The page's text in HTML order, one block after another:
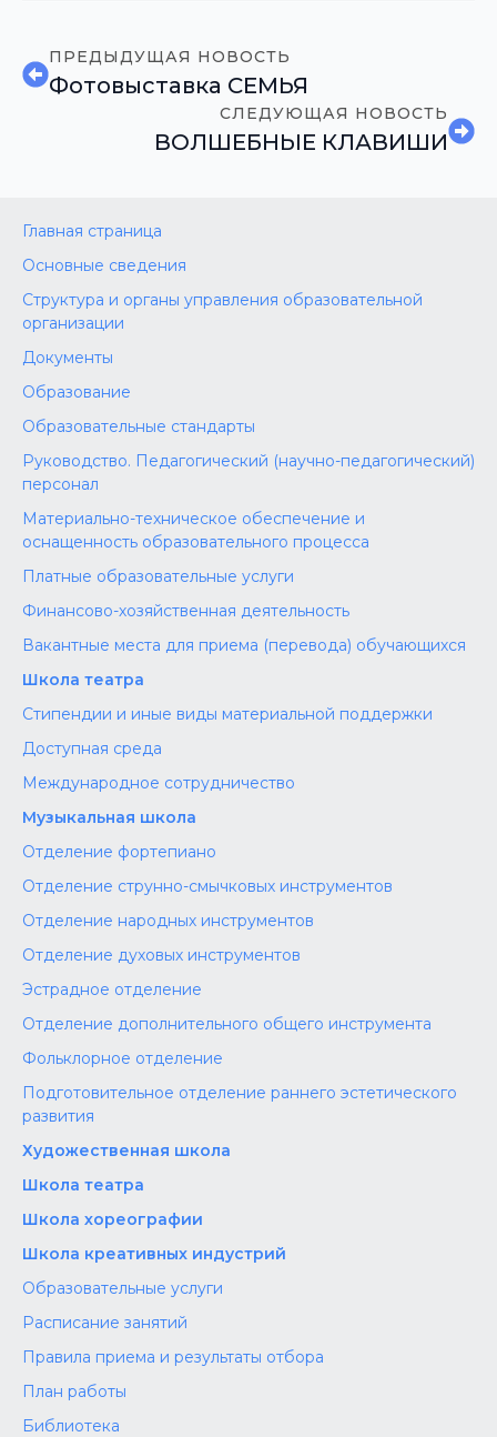
ПРЕДЫДУЩАЯ НОВОСТЬ
Фотовыставка СЕМЬЯ
СЛЕДУЮЩАЯ НОВОСТЬ
ВОЛШЕБНЫЕ КЛАВИШИ
Главная страница
Основные сведения
Структура и органы управления образовательной
организации
Документы
Образование
Образовательные стандарты
Руководство. Педагогический (научно-педагогический)
персонал
Материально-техническое обеспечение и
оснащенность образовательного процесса
Платные образовательные услуги
Финансово-хозяйственная деятельность
Вакантные места для приема (перевода) обучающихся
Школа театра
Стипендии и иные виды материальной поддержки
Доступная среда
Международное сотрудничество
Музыкальная школа
Отделение фортепиано
Отделение струнно-смычковых инструментов
Отделение народных инструментов
Отделение духовых инструментов
Эстрадное отделение
Отделение дополнительного общего инструмента
Фольклорное отделение
Подготовительное отделение раннего эстетического
развития
Художественная школа
Школа‌‌‌‌ театра
Школа хореографии
Школа креативных индустрий
Образовательные услуги
Расписание занятий
Правила приема и результаты отбора
План работы
Библиотека